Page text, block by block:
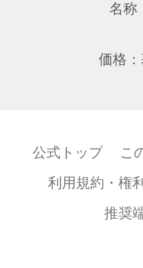
名称
価格
公式トップ こ
利用規約・権
推奨